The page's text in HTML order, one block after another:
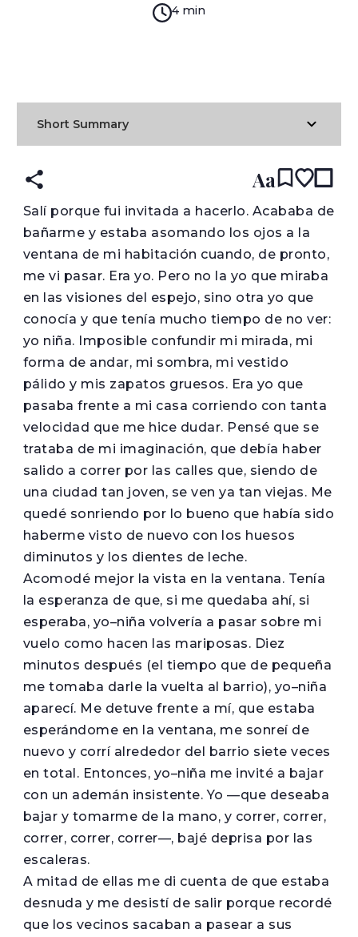
4 min
Short Summary
Aa
Salí porque fui invitada a hacerlo. Acababa de
bañarme y estaba asomando los ojos a la
ventana de mi habitación cuando, de pronto,
me vi pasar. Era yo. Pero no la yo que miraba
en las visiones del espejo, sino otra yo que
conocía y que tenía mucho tiempo de no ver:
yo niña. Imposible confundir mi mirada, mi
forma de andar, mi sombra, mi vestido
pálido y mis zapatos gruesos. Era yo que
pasaba frente a mi casa corriendo con tanta
velocidad que me hice dudar. Pensé que se
trataba de mi imaginación, que debía haber
salido a correr por las calles que, siendo de
una ciudad tan joven, se ven ya tan viejas. Me
quedé sonriendo por lo bueno que había sido
haberme visto de nuevo con los huesos
diminutos y los dientes de leche.
Acomodé mejor la vista en la ventana. Tenía
la esperanza de que, si me quedaba ahí, si
esperaba, yo–niña volvería a pasar sobre mi
vuelo como hacen las mariposas. Diez
minutos después (el tiempo que de pequeña
me tomaba darle la vuelta al barrio), yo–niña
aparecí. Me detuve frente a mí, que estaba
esperándome en la ventana, me sonreí de
nuevo y corrí alrededor del barrio siete veces
en total. Entonces, yo–niña me invité a bajar
con un ademán insistente. Yo —que deseaba
bajar y tomarme de la mano, y correr, correr,
correr, correr, correr—, bajé deprisa por las
escaleras.
A mitad de ellas me di cuenta de que estaba
desnuda y me desistí de salir porque recordé
que los vecinos sacaban a pasear a sus